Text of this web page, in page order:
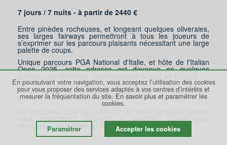
7 jours / 7 nuits - à partir de 2440 €
Entre pinèdes rocheuses, et longeant quelques oliveraies,
ses larges fairways permettront à tous les joueurs de
s’exprimer sur les parcours plaisants nécessitant une large
palette de coups.
Unique parcours PGA National d'Italie, et hôte de l'Italian
Open 2025, cette adresse est devenue en quelques
En arc de cercle, le minimalisme de l’hôtel contraste avec le
charme de la campagne intemporelle et relaxante.
vous apporteront bien-être et sérénité. Laissez-vous
séduire par Argentario et la sublime Toscane...
En poursuivant votre navigation, vous acceptez l’utilisation des cookies
pour vous proposer des services adaptés à vos centres d’intérêts et
mesurer la fréquentation du site. En savoir plus et paramétrer les
cookies.
Paramétrer Accepter les cookies